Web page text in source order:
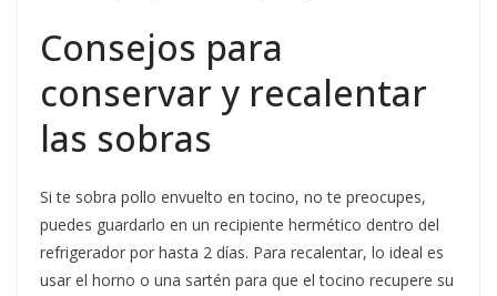
Consejos para
conservar y recalentar
las sobras
Si te sobra pollo envuelto en tocino, no te preocupes,
puedes guardarlo en un recipiente hermético dentro del
refrigerador por hasta 2 días. Para recalentar, lo ideal es
usar el horno o una sartén para que el tocino recupere su